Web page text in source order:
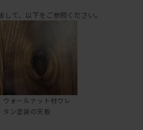
て、以下をご参照ください。
ウォールナット材ウレ
タン塗装の天板